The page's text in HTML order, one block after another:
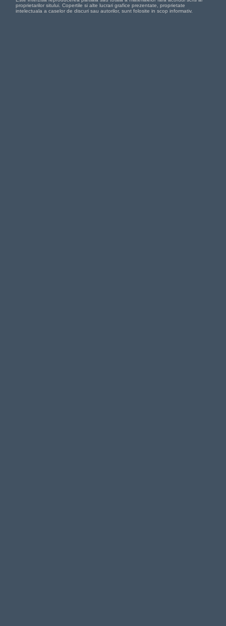
proprietarilor sitului. Copertile si alte lucrari grafice prezentate, proprietate
intelectuala a caselor de discuri sau autorilor, sunt folosite in scop informativ.